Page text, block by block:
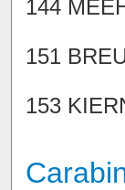
144
151
153